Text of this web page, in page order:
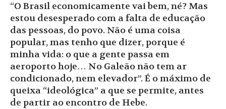
“O Brasil economicamente vai bem, né? Mas
estou desesperado com a falta de educação
das pessoas, do povo. Não é uma coisa
popular, mas tenho que dizer, porque é
minha vida: o que a gente passa em
aeroporto hoje… No Galeão não tem ar
condicionado, nem elevador”. É o máximo de
queixa “ideológica” a que se permite, antes
de partir ao encontro de Hebe.